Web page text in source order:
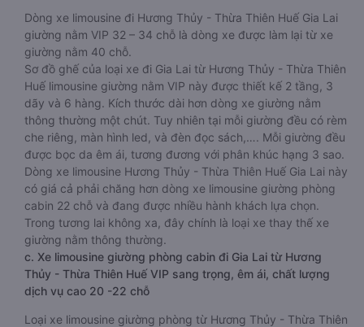
Dòng xe limousine đi Hương Thủy - Thừa Thiên Huế Gia Lai
giường nằm VIP 32 – 34 chỗ là dòng xe được làm lại từ xe
giường nằm 40 chỗ.
Sơ đồ ghế của loại xe đi Gia Lai từ Hương Thủy - Thừa Thiên
Huế limousine giường nằm VIP này được thiết kế 2 tầng, 3
dãy và 6 hàng. Kích thước dài hơn dòng xe giường nằm
thông thường một chút. Tuy nhiên tại mỗi giường đều có rèm
che riêng, màn hình led, và đèn đọc sách,…. Mỗi giường đều
được bọc da êm ái, tương đương với phân khúc hạng 3 sao.
Dòng xe limousine Hương Thủy - Thừa Thiên Huế Gia Lai này
có giá cả phải chăng hơn dòng xe limousine giường phòng
cabin 22 chỗ và đang được nhiều hành khách lựa chọn.
Trong tương lai không xa, đây chính là loại xe thay thế xe
giường nằm thông thường.
c. Xe limousine giường phòng cabin đi Gia Lai từ Hương
Thủy - Thừa Thiên Huế VIP sang trọng, êm ái, chất lượng
dịch vụ cao 20 -22 chỗ
Loại xe limousine giường phòng từ Hương Thủy - Thừa Thiên